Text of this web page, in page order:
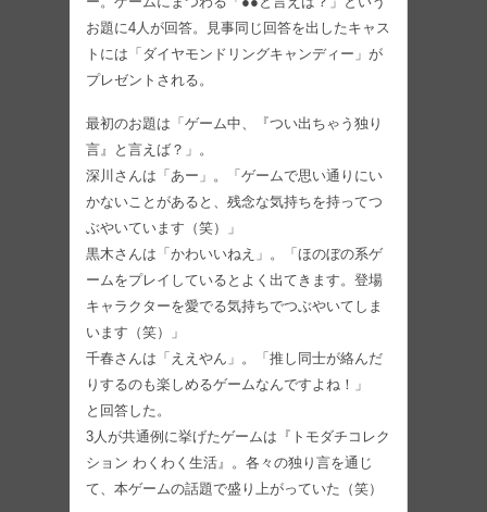
お題に4人が回答。見事同じ回答を出したキャス
トには「ダイヤモンドリングキャンディー」が
プレゼントされる。
最初のお題は「ゲーム中、『つい出ちゃう独り
言』と言えば？」。
深川さんは「あー」。「ゲームで思い通りにい
かないことがあると、残念な気持ちを持ってつ
ぶやいています（笑）」
黒木さんは「かわいいねえ」。「ほのぼの系ゲ
ームをプレイしているとよく出てきます。登場
キャラクターを愛でる気持ちでつぶやいてしま
います（笑）」
千春さんは「ええやん」。「推し同士が絡んだ
りするのも楽しめるゲームなんですよね！」
と回答した。
3人が共通例に挙げたゲームは『トモダチコレク
ション わくわく生活』。各々の独り言を通じ
て、本ゲームの話題で盛り上がっていた（笑）